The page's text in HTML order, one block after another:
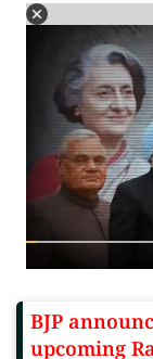
BJP
upcoming